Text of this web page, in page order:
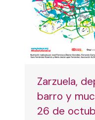
Zarzuela,
barro y
26 de